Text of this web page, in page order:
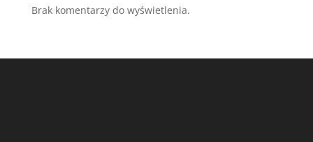
Brak komentarzy do wyświetlenia.